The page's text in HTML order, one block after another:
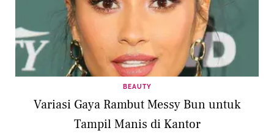
BEAUTY
Variasi Gaya Rambut Messy Bun untuk
Tampil Manis di Kantor